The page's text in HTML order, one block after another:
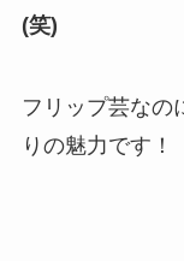
(笑)
フリップ芸なの
りの魅力です！